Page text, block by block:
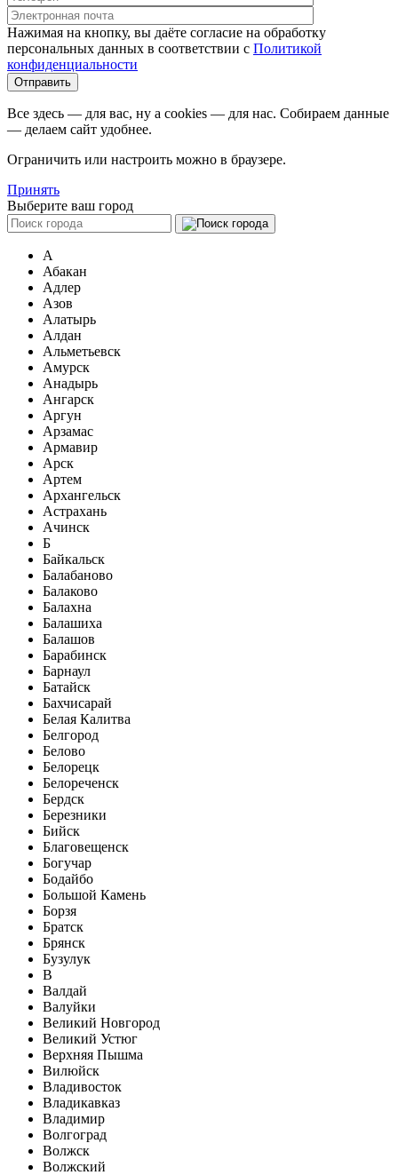
Нажимая на кнопку, вы даёте согласие на обработку
персональных данных в соответствии c Политикой
конфиденциальности
Все здесь — для вас, ну а cookies — для нас. Собираем данные
— делаем сайт удобнее.
Ограничить или настроить можно в браузере.
Принять
Выберите ваш город
А
Абакан
Адлер
Азов
Алатырь
Алдан
Альметьевск
Амурск
Анадырь
Ангарск
Аргун
Арзамас
Армавир
Арск
Артем
Архангельск
Астрахань
Ачинск
Б
Байкальск
Балабаново
Балаково
Балахна
Балашиха
Балашов
Барабинск
Барнаул
Батайск
Бахчисарай
Белая Калитва
Белгород
Белово
Белорецк
Белореченск
Бердск
Березники
Бийск
Благовещенск
Богучар
Бодайбо
Большой Камень
Борзя
Братск
Брянск
Бузулук
В
Валдай
Валуйки
Великий Новгород
Великий Устюг
Верхняя Пышма
Вилюйск
Владивосток
Владикавказ
Владимир
Волгоград
Волжск
Волжский